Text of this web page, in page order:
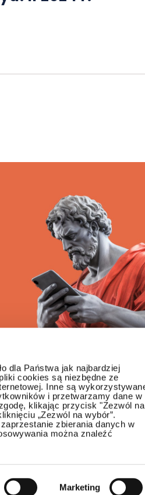
dla Państwa jak najbardziej
cookies są niezbędne ze
Inne są
i przetwarzamy dane w
klikając przycisk "Zezwól na
„Zezwól na wybór”.
zbierania danych w
można znaleźć
Marketing